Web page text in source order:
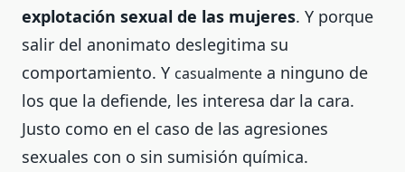
explotación sexual de las mujeres. Y porque
salir del anonimato deslegitima su
comportamiento. Y casualmente a ninguno de
los que la defiende, les interesa dar la cara.
Justo como en el caso de las agresiones
sexuales con o sin sumisión química.